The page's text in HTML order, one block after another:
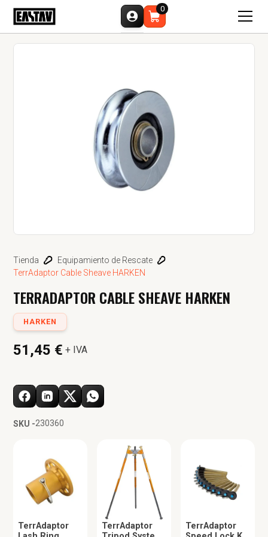
0
Tienda
Equipamiento de Rescate
TerrAdaptor Cable Sheave HARKEN
TERRADAPTOR CABLE SHEAVE HARKEN
HARKEN
51,45 € + IVA
SKU -230360
TerrAdaptor
TerrAdaptor
TerrAdaptor